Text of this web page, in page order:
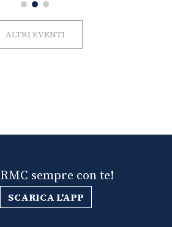
ALTRI EVENTI
RMC sempre con te!
SCARICA L'APP